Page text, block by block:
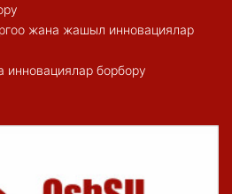
жана жашыл инновациялар
борбору